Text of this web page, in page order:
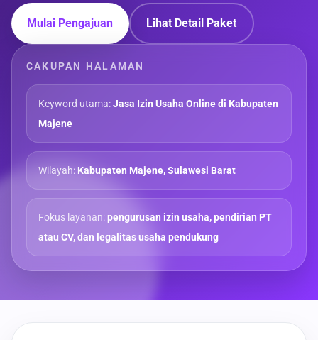
Mulai Pengajuan Lihat Detail Paket
CAKUPAN HALAMAN
Keyword utama:Jasa Izin Usaha Online di Kabupaten
Majene
Wilayah:Kabupaten Majene, Sulawesi Barat
Fokus layanan:pengurusan izin usaha, pendirian PT
atau CV, dan legalitas usaha pendukung